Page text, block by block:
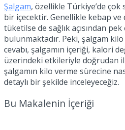
Şalgam, özellikle Türkiye’de
bir içecektir. Genellikle kebap ve
tüketilse de sağlık açısından pek
bulunmaktadır. Peki, şalgam
cevabı, şalgamın içeriği, kalori
üzerindeki etkileriyle doğrudan
şalgamın kilo verme sürecine
detaylı bir şekilde inceleyeceğiz.
Bu Makalenin İçeriği